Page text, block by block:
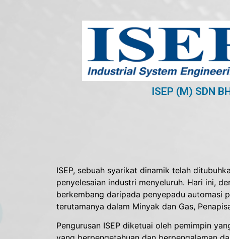
ISEP (M) SDN
ISEP, sebuah syarikat dinamik telah
penyelesaian industri menyeluruh. Hari ini,
berkembang daripada penyepadu automasi
terutamanya dalam Minyak dan Gas,
Pengurusan ISEP diketuai oleh pemimpin